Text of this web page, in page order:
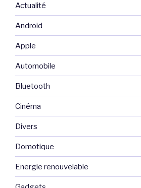
Actualité
Android
Apple
Automobile
Bluetooth
Cinéma
Divers
Domotique
Energie renouvelable